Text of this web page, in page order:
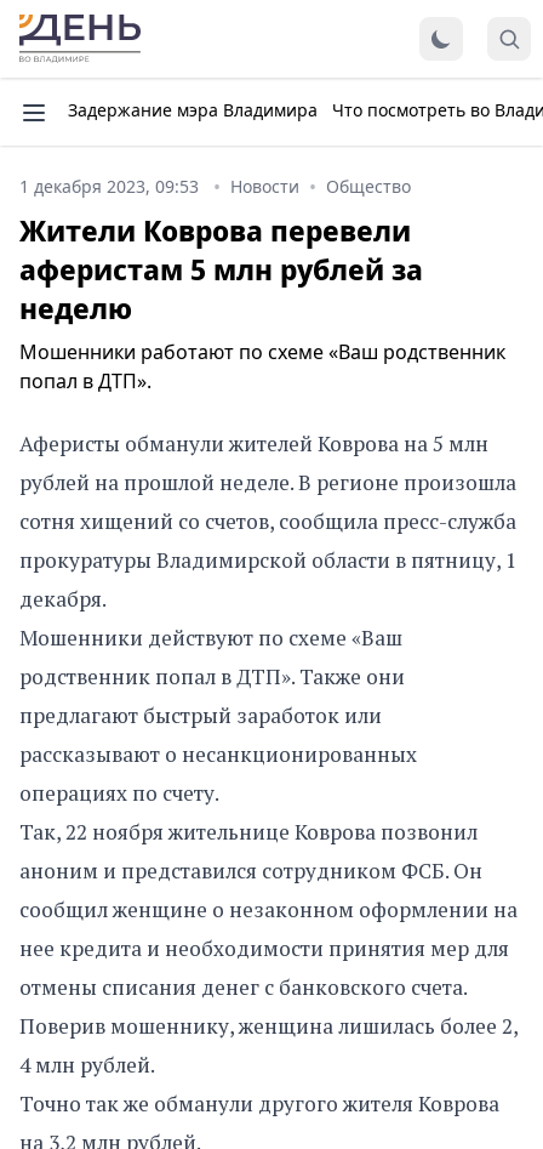
Задержание мэра Владимира Что посмотреть во
1 декабря 2023, 09:53 Новости Общество
Жители Коврова перевели
аферистам 5 млн рублей за
неделю
Мошенники работают по схеме «Ваш родственник
попал в ДТП».
Аферисты обманули жителей Коврова на 5 млн
рублей на прошлой неделе. В регионе произошла
сотня хищений со счетов, сообщила пресс-служба
прокуратуры Владимирской области в пятницу, 1
декабря.
Мошенники действуют по схеме «Ваш
родственник попал в ДТП». Также они
предлагают быстрый заработок или
рассказывают о несанкционированных
операциях по счету.
Так, 22 ноября жительнице Коврова позвонил
аноним и представился сотрудником ФСБ. Он
сообщил женщине о незаконном оформлении на
нее кредита и необходимости принятия мер для
отмены списания денег с банковского счета.
Поверив мошеннику, женщина лишилась более 2,
4 млн рублей.
Точно так же обманули другого жителя Коврова
на 3,2 млн рублей.